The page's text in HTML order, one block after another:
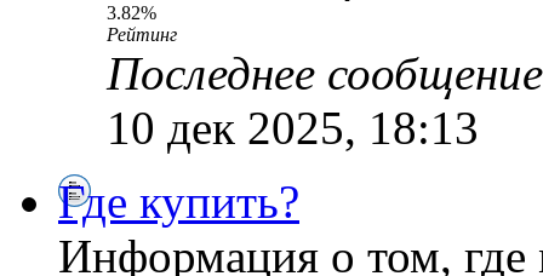
3.82%
Рейтинг
Последнее сообщение
10 дек 2025, 18:13
Где купить?
Информация о том,